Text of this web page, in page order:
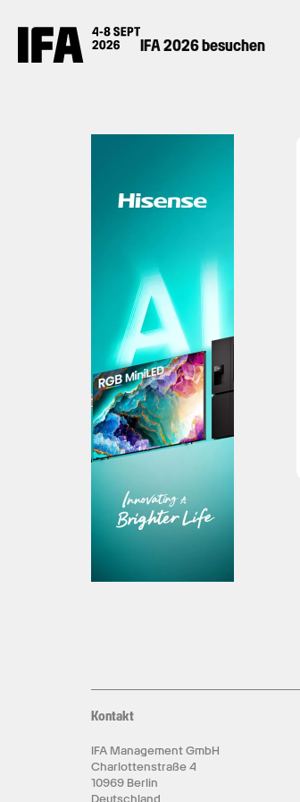
IFA 2026 besuchen
Kontakt
IFA Management GmbH
Charlottenstraße 4
10969 Berlin
Deutschland